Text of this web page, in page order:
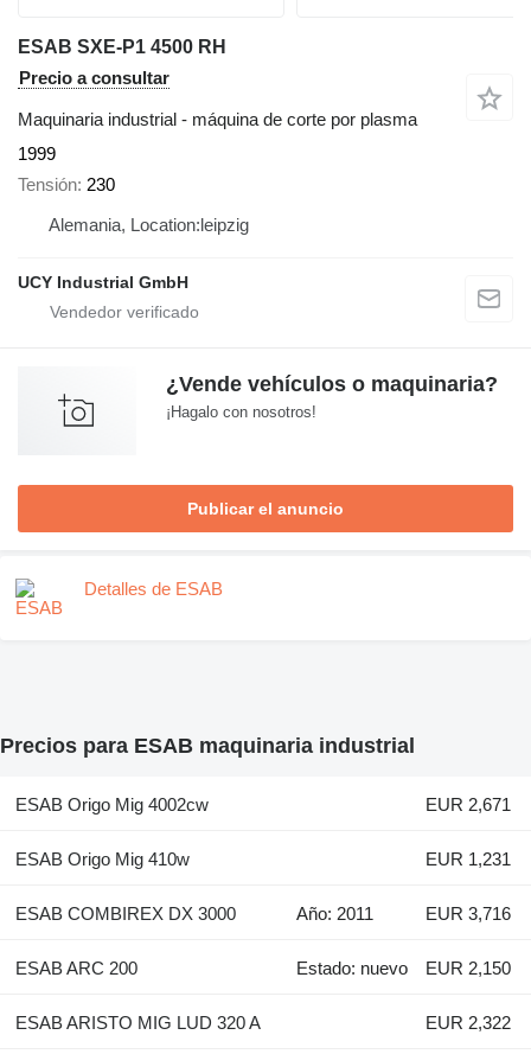
ESAB SXE-P1 4500 RH
Precio a consultar
Maquinaria industrial - máquina de corte por plasma
1999
Tensión 230
Alemania, Location:leipzig
UCY Industrial GmbH
¿Vende vehículos o maquinaria?
¡Hagalo con nosotros!
Publicar el anuncio
Detalles de ESAB
Precios para ESAB maquinaria industrial
ESAB Origo Mig 4002cw EUR 2,671
ESAB Origo Mig 410w EUR 1,231
ESAB COMBIREX DX 3000 Año: 2011 EUR 3,716
ESAB ARC 200 Estado: nuevo EUR 2,150
ESAB ARISTO MIG LUD 320 A EUR 2,322